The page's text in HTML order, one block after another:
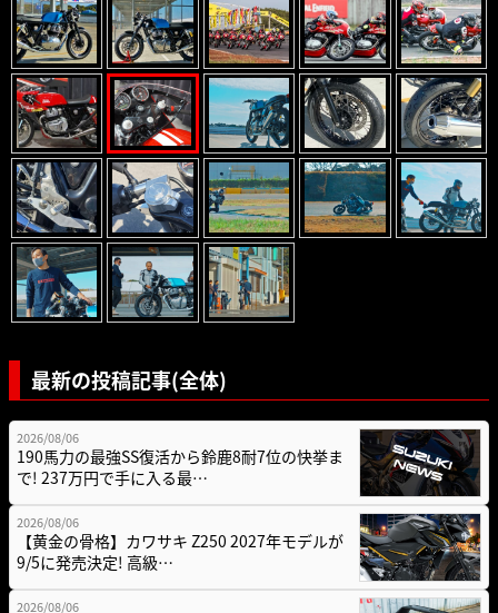
最新の投稿記事(全体)
2026/08/06
190馬力の最強SS復活から鈴鹿8耐7位の快挙ま
で! 237万円で手に入る最…
2026/08/06
【黄金の骨格】カワサキ Z250 2027年モデルが
9/5に発売決定! 高級…
2026/08/06